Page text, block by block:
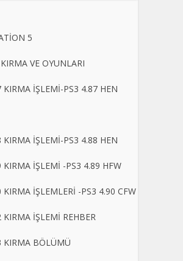
5
VE OYUNLARI
KIRMA İŞLEMİ-PS3 4.87 HEN
KIRMA İŞLEMİ-PS3 4.88 HEN
KIRMA İŞLEMİ -PS3 4.89 HFW
KIRMA İŞLEMLERİ -PS3 4.90 CFW
KIRMA İŞLEMİ REHBER
KIRMA BÖLÜMÜ